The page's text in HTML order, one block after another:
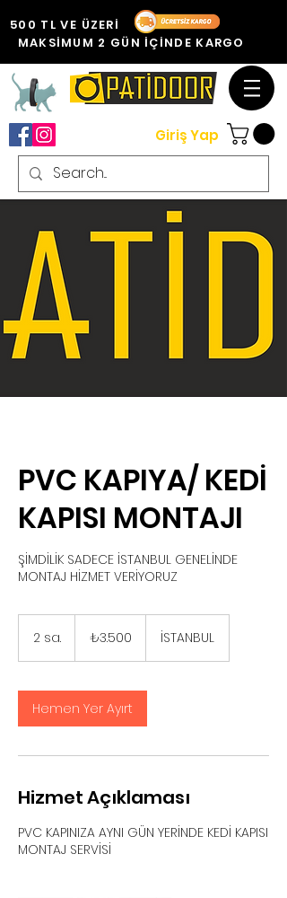
500 TL VE ÜZERİ
MAKSİMUM 2 GÜN İÇİNDE KARGO
Giriş Yap
PVC KAPIYA/ KEDİ
KAPISI MONTAJI
ŞİMDİLİK SADECE İSTANBUL GENELİNDE
MONTAJ HİZMET VERİYORUZ
2 sa.
.
Türk
lirası₺3.500 İSTANBUL
Hemen Yer Ayırt
Hizmet Açıklaması
PVC KAPINIZA AYNI GÜN YERİNDE KEDİ KAPISI
MONTAJ SERVİSİ